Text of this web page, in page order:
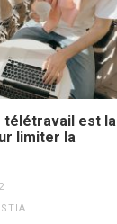
télétravail est la
limiter la